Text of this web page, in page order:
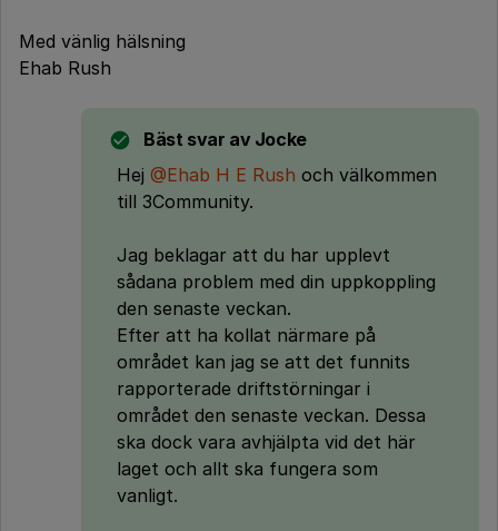
Med vänlig hälsning
Ehab Rush
Bäst svar av Jocke
Hej @Ehab H E Rush och välkommen
till 3Community.
Jag beklagar att du har upplevt
sådana problem med din uppkoppling
den senaste veckan.
Efter att ha kollat närmare på
området kan jag se att det funnits
rapporterade driftstörningar i
området den senaste veckan. Dessa
ska dock vara avhjälpta vid det här
laget och allt ska fungera som
vanligt.